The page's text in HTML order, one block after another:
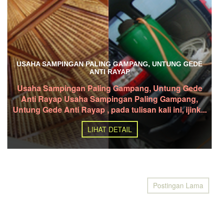
USAHA SAMPINGAN PALING GAMPANG, UNTUNG GEDE
ANTI RAYAP
Usaha Sampingan Paling Gampang, Untung Gede
Anti Rayap Usaha Sampingan Paling Gampang,
Untung Gede Anti Rayap , pada tulisan kali ini, ijink...
LIHAT DETAIL
Postingan Lama